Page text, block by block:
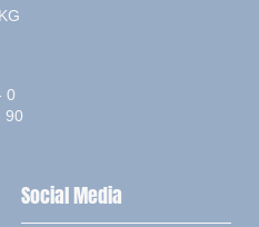
0
90
Social Media